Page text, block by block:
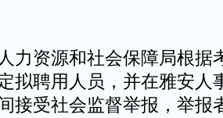
力资源和社会保障局根据
拟聘用人员，并在雅安人
接受社会监督举报，举报